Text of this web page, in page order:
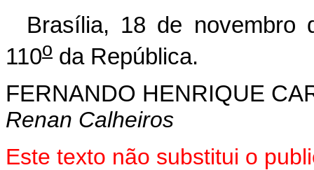
Brasília, 18 de novembro
110o da República.
FERNANDO HENRIQUE
Renan Calheiros
Este texto não substitui o